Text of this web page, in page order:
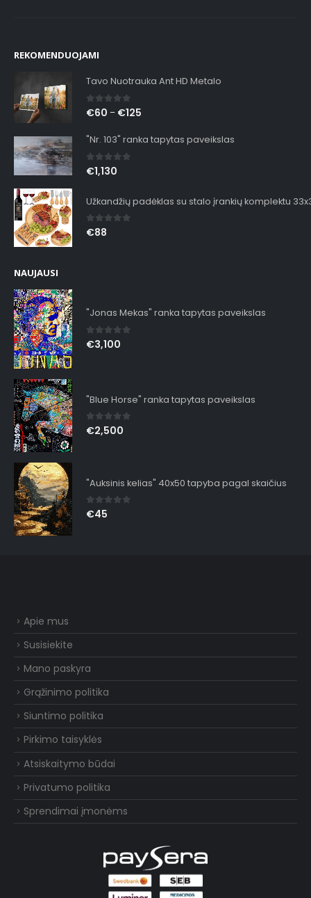
REKOMENDUOJAMI
Tavo Nuotrauka Ant HD Metalo
0out of 5
€60 – €125
"Nr. 103" ranka tapytas paveikslas
0out of 5
€1,130
Užkandžių padėklas su stalo įrankių komplektu
0out of 5
€88
NAUJAUSI
"Jonas Mekas" ranka tapytas paveikslas
0out of 5
€3,100
"Blue Horse" ranka tapytas paveikslas
0out of 5
€2,500
"Auksinis kelias" 40x50 tapyba pagal skaičius
0out of 5
€45
Apie mus
Susisiekite
Mano paskyra
Grąžinimo politika
Siuntimo politika
Pirkimo taisyklės
Atsiskaitymo būdai
Privatumo politika
Sprendimai įmonėms